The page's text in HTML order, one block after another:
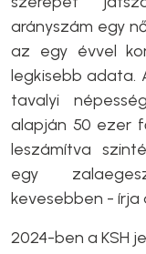
arányszám egy
az egy évvel
legkisebb adata.
tavalyi
alapján 50 ezer
leszámítva
egy
kevesebben - írja
2024-ben a KSH